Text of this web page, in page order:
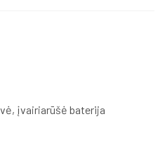
įvairiarūšė baterija